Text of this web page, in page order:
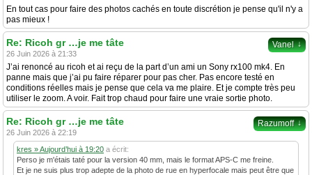
En tout cas pour faire des photos cachés en toute discrétion je pense qu'il n'y a
pas mieux !
Vanel ↓
Re: Ricoh gr …je me tâte
26 Juin 2026 à 21:33
J’ai renoncé au ricoh et ai reçu de la part d’un ami un Sony rx100 mk4. En
panne mais que j’ai pu faire réparer pour pas cher. Pas encore testé en
conditions réelles mais je pense que cela va me plaire. Et je compte très peu
utiliser le zoom. A voir. Fait trop chaud pour faire une vraie sortie photo.
Razumoff ↓
Re: Ricoh gr …je me tâte
26 Juin 2026 à 22:19
kres » Aujourd’hui à 19:20 a écrit:
Perso je m'étais taté pour la version 40 mm, mais le format APS-C me freine.
Et je ne suis plus trop adepte de la photo de rue en hyperfocale mais peut être que